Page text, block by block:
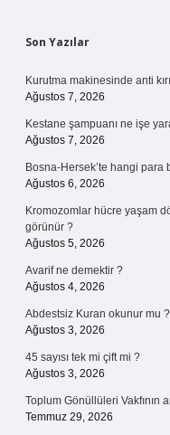
Sidebar
Son Yazılar
Kurutma makinesinde anti
Ağustos 7, 2026
Kestane şampuanı ne işe
Ağustos 7, 2026
Bosna-Hersek’te hangi para
Ağustos 6, 2026
Kromozomlar hücre yaşam
görünür ?
Ağustos 5, 2026
Avarif ne demektir ?
Ağustos 4, 2026
Abdestsiz Kuran okunur mu ?
Ağustos 3, 2026
45 sayısı tek mi çift mi ?
Ağustos 3, 2026
Toplum Gönüllüleri Vakfının
Temmuz 29, 2026